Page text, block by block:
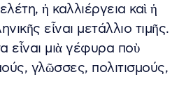
ἡ καλλιέργεια καὶ ἡ
εἶναι μετάλλιο τιμῆς.
μιὰ γέφυρα ποὺ
γλῶσσες, πολιτισμούς,